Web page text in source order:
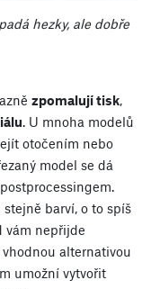
hezky, ale dobře
zpomalují tisk,
. U mnoha modelů
otočením nebo
model se dá
barví, o to spíš
vám nepřijde
alternativou
umožní vytvořit